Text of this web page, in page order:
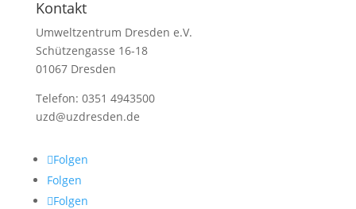
Kontakt
Umweltzentrum Dresden e.V.
Schützengasse 16-18
01067 Dresden
Telefon: 0351 4943500
uzd@uzdresden.de
Folgen
Folgen
Folgen